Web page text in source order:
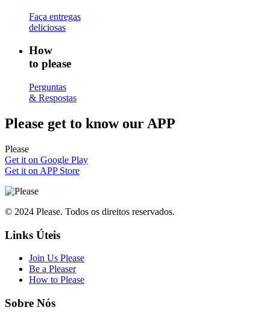
Faça entregas
deliciosas
How
to please
Perguntas
& Respostas
Please get to know our APP
Please
Get it on Google Play
Get it on APP Store
© 2024 Please. Todos os direitos reservados.
Links Úteis
Join Us Please
Be a Pleaser
How to Please
Sobre Nós